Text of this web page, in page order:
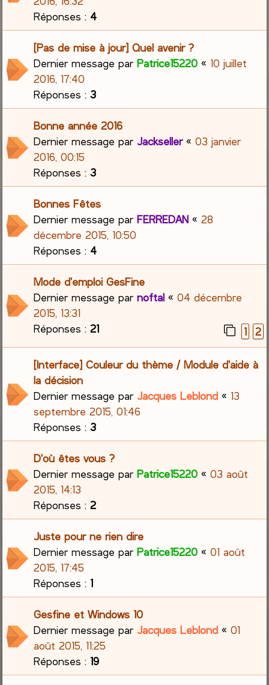
Réponses : 4
[Pas de mise à jour] Quel avenir ?
Dernier message parPatrice15220 « 10 juillet
2016, 17:40
Réponses :3
Bonne année 2016
Dernier message parJackseller«03 janvier
2016, 00:15
Réponses :3
Bonnes Fêtes
Dernier message parFERREDAN «28
décembre 2015, 10:50
Réponses : 4
Mode d'emploi GesFine
Dernier message parnoftal «04 décembre
2015, 13:31
Réponses :21 1 2
[Interface] Couleur du thème / Module d'aide à
la décision
Dernier message parJacques Leblond « 13
septembre 2015, 01:46
Réponses :3
D'où êtes vous ?
Dernier message parPatrice15220 «03 août
2015, 14:13
Réponses :2
Juste pour ne rien dire
Dernier message parPatrice15220 «01 août
2015, 17:45
Réponses :1
Gesfine et Windows 10
Dernier message parJacques Leblond «01
août 2015, 11:25
Réponses :19